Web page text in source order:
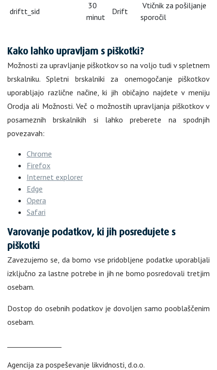
driftt_sid
30
minut
Drift
Vtičnik za pošiljanje
sporočil
Kako lahko upravljam s piškotki?
Možnosti za upravljanje piškotkov so na voljo tudi v spletnem
brskalniku. Spletni brskalniki za onemogočanje piškotkov
uporabljajo različne načine, ki jih običajno najdete v meniju
Orodja ali Možnosti. Več o možnostih upravljanja piškotkov v
posameznih brskalnikih si lahko preberete na spodnjih
povezavah:
Chrome
Firefox
Internet explorer
Edge
Opera
Safari
Varovanje podatkov, ki jih posredujete s
piškotki
Zavezujemo se, da bomo vse pridobljene podatke uporabljali
izključno za lastne potrebe in jih ne bomo posredovali tretjim
osebam.
Dostop do osebnih podatkov je dovoljen samo pooblaščenim
osebam.
Agencija za pospeševanje likvidnosti, d.o.o.